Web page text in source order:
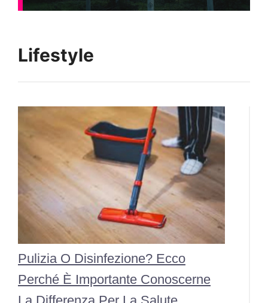
Lifestyle
Pulizia O Disinfezione? Ecco
Perché È Importante Conoscerne